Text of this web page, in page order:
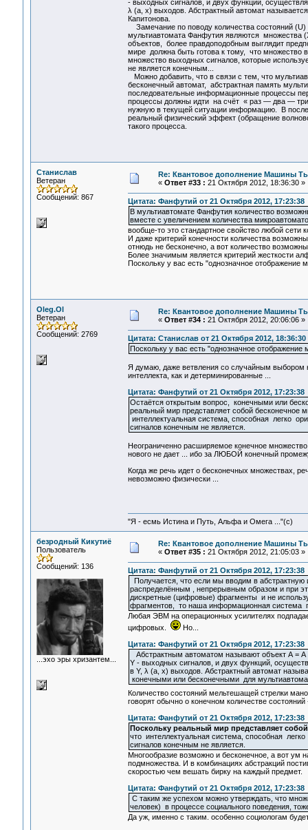
- выходных сигналов, и двух функций,
λ (а, x) выходов. Абстрактный автомат
Капитонова.
Замечание по поводу количества состояний
мультиавтомата Фанфутия являются множества
объектов, более правдоподобным выглядит
мире должна быть готова к тому, что множество
множество выходных сигналов, которые
не является конечным...
Можно добавить, что в связи с тем, что
бесконечный автомат, абстрактная память
последовательные информационные процессы
процессы должны идти на счёт « раз — два —
нужную в текущей ситуации информацию. В
реальный физический эффект (обращение
такого процесса.
Станислав
Ветеран
Сообщений: 867
Re: Квантовое дополнение Машины
« Ответ #33 : 21 Октября 2012, 18:36:30 »
Цитата: Фанфутий от 21 Октября 2012, 17:23:38
В мультиавтомате Фанфутия количество
вместе с увеличением количества
вообще-то это стандартное свойство любой сети
И даже критерий конечности количества
отнюдь не бесконечно, а вот количество
Более значимым является критерий жесткости
Поскольку у вас есть "однозначное
Oleg.Ol
Ветеран
Сообщений: 2769
Re: Квантовое дополнение Машины
« Ответ #34 : 21 Октября 2012, 20:06:06 »
Цитата: Станислав от 21 Октября 2012, 18:36:30
Поскольку у вас есть "однозначное отображение
Я думаю, даже ветвления со случайным выбором
интеллекта, как и детерминированные ...
Цитата: Фанфутий от 21 Октября 2012, 17:23:38
Остаётся открытым вопрос, конечными или
реальный мир представляет собой бесконечное
интеллектуальная система, способная легко
сигналов конечным не является.
Неограниченно расширяемое конечное
нового не дает ... ибо за ЛЮБОЙ конечный
Когда же речь идет о бесконечных множествах,
невозможно физически ...
"Я - есмь Истина и Путь, Альфа и Омега ..."(с)
безродный Кикутиё
Пользователь
Сообщений: 136
...эхо эры хризантем...
Re: Квантовое дополнение Машины
« Ответ #35 : 21 Октября 2012, 21:05:03 »
Цитата: Фанфутий от 21 Октября 2012, 17:23:38
Получается, что если мы вводим в
распределённым , непрерывным образом и при
дискретные (цифровые) фрагменты и не
фрагментов, то наша информационная система
Любая ЭВМ на операционных усилителях
цифровых.
Но...
Цитата: Фанфутий от 21 Октября 2012, 17:23:38
Абстрактным автоматом называют объект А = А
Y - выходных сигналов, и двух функций,
в Y, λ (а, x) выходов. Абстрактный автомат
конечными или бесконечными для
Количество состояний мельтешащей стрелки
говорят обычно о конечном количестве
Цитата: Фанфутий от 21 Октября 2012, 17:23:38
Поскольку реальный мир представляет
что интеллектуальная система, способная
сигналов конечным не является.
Многообразие возможно и бесконечное, а вот ум
подмножества. И в комбинациях абстракций
скоростью чем вешать бирку на каждый предмет.
Цитата: Фанфутий от 21 Октября 2012, 17:23:38
С таким же успехом можно утверждать, что
человек) в процессе социального поведения,
Да уж, именно с таким. особенно социологам